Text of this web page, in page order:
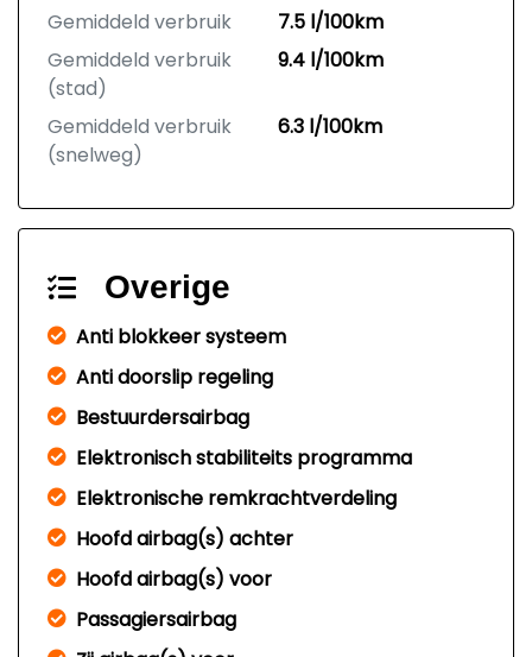
Gemiddeld verbruik
7.5 l/100km
Gemiddeld verbruik
(stad)
9.4 l/100km
Gemiddeld verbruik
(snelweg)
6.3 l/100km
Overige
Anti blokkeer systeem
Anti doorslip regeling
Bestuurdersairbag
Elektronisch stabiliteits programma
Elektronische remkrachtverdeling
Hoofd airbag(s) achter
Hoofd airbag(s) voor
Passagiersairbag